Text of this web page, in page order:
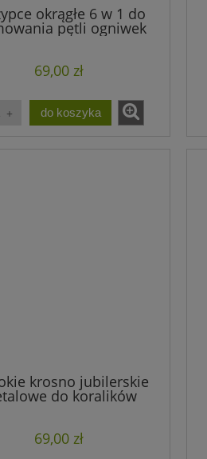
okrągłe 6 w 1 do
pętli ogniwek
turkusowe (1szt.)
69,00 zł
do koszyka
krosno jubilerskie
do koralików
69,00 zł